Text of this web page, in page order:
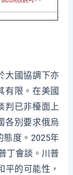
大國協調下亦
有限。在美國
判已非檯面上
各別要求俄烏
態度。2025年
丁會談。川普
平的可能性，